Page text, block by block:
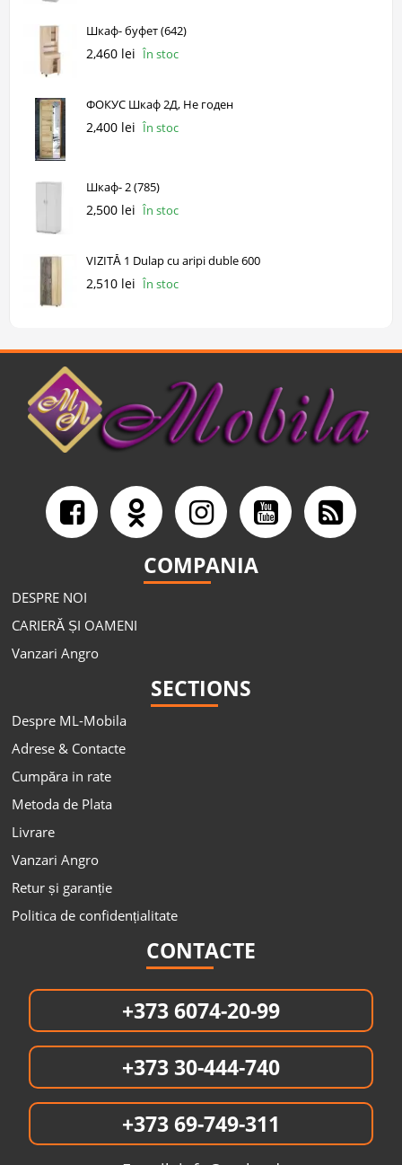
Шкаф- буфет (642)
2,460 lei În stoc
ФОКУС Шкаф 2Д, Не годен
2,400 lei În stoc
Шкаф- 2 (785)
2,500 lei În stoc
VIZITĂ 1 Dulap cu aripi duble 600
2,510 lei În stoc
COMPANIA
DESPRE NOI
CARIERĂ ȘI OAMENI
Vanzari Angro
SECTIONS
Despre ML-Mobila
Adrese & Contacte
Cumpăra in rate
Metoda de Plata
Livrare
Vanzari Angro
Retur și garanție
Politica de confidențialitate
CONTACTE
+373 6074-20-99
+373 30-444-740
+373 69-749-311